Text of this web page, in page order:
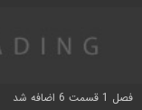
فصل 1 قسمت 6 اضافه شد